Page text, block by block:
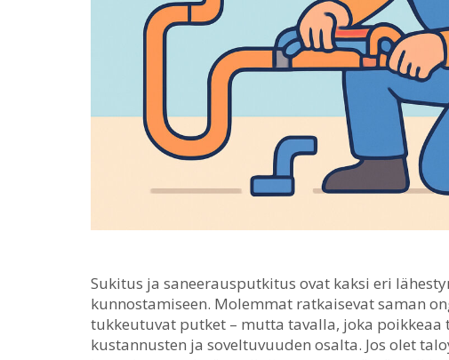
Sukitus ja saneerausputkitus ovat kaksi eri
kunnostamiseen. Molemmat ratkaisevat saman
tukkeutuvat putket – mutta tavalla, joka
kustannusten ja soveltuvuuden osalta. Jos olet